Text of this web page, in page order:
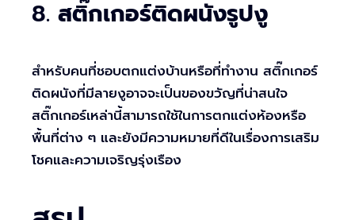
8. สติ๊กเกอร์ติดผนังรูปงู
สำหรับคนที่ชอบตกแต่งบ้านหรือที่ทำงาน สติ๊กเกอร์
ติดผนังที่มีลายงูอาจจะเป็นของขวัญที่น่าสนใจ
สติ๊กเกอร์เหล่านี้สามารถใช้ในการตกแต่งห้องหรือ
พื้นที่ต่าง ๆ และยังมีความหมายที่ดีในเรื่องการเสริม
โชคและความเจริญรุ่งเรือง